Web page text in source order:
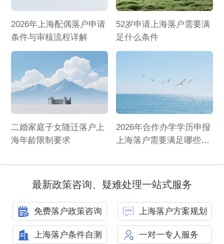
2026年上海配偶落户申请
条件与审核流程详解
52岁申请上海落户需要满
足什么条件
二婚家庭子女随迁落户上
海年龄限制要求
2026年合作办学学历申报
上海落户需要满足哪些条
最新政策咨询、疑难处理一站式服务
免费落户政策咨询 上海落户方案规划
上海落户条件自测 一对一专人服务